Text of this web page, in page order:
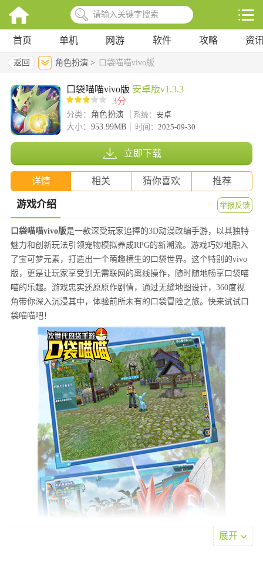
首页 单机 网游 软件 攻略 资
返回 角色扮演 > 口袋喵喵vivo版
口袋喵喵vivo版 安卓版v1.3.3
3分
分类： 角色扮演 系统： 安卓
大小： 953.99MB 时间： 2025-09-30
立即下载
详情 相关 猜你喜欢 推荐
游戏介绍 举报反馈
口袋喵喵vivo版是一款深受玩家追捧的3D动漫改编手游，以其独特
魅力和创新玩法引领宠物模拟养成RPG的新潮流。游戏巧妙地融入
了宝可梦元素，打造出一个萌趣横生的口袋世界。这个特别的vivo
版，更是让玩家享受到无需联网的离线操作，随时随地畅享口袋喵
喵的乐趣。游戏忠实还原原作剧情，通过无缝地图设计，360度视
角带你深入沉浸其中，体验前所未有的口袋冒险之旅。快来试试口
袋喵喵吧！
展开